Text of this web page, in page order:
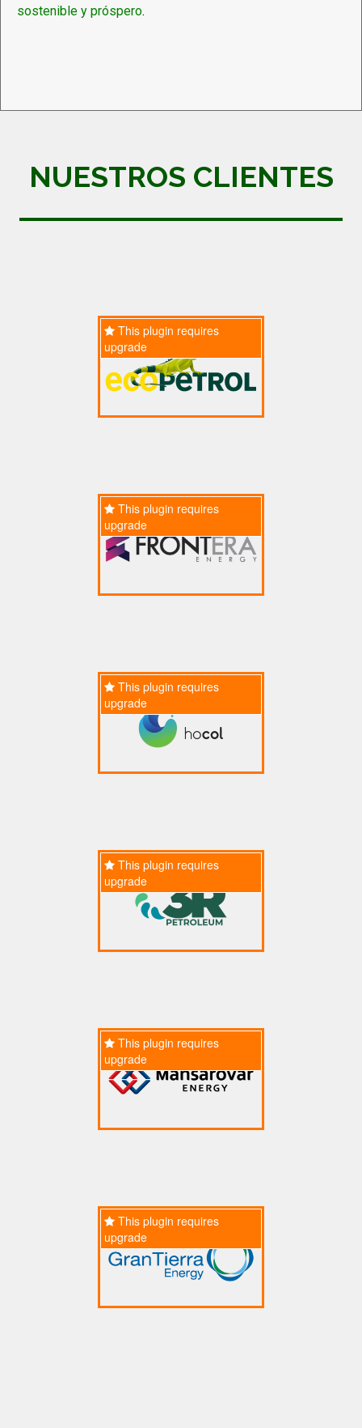
sostenible y próspero.
NUESTROS CLIENTES
This plugin requires
upgrade
This plugin requires
upgrade
This plugin requires
upgrade
This plugin requires
upgrade
This plugin requires
upgrade
This plugin requires
upgrade